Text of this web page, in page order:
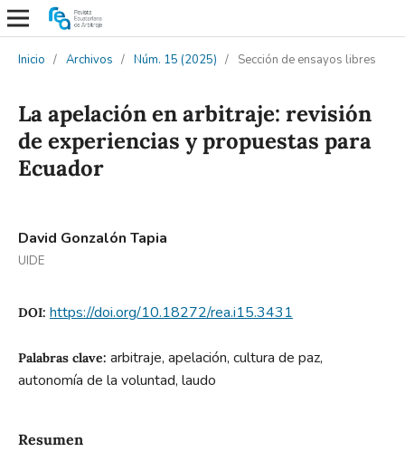
Inicio / Archivos / Núm. 15 (2025) / Sección de ensayos libres
La apelación en arbitraje: revisión
de experiencias y propuestas para
Ecuador
David Gonzalón Tapia
UIDE
DOI: https://doi.org/10.18272/rea.i15.3431
Palabras clave: arbitraje, apelación, cultura de paz,
autonomía de la voluntad, laudo
Resumen